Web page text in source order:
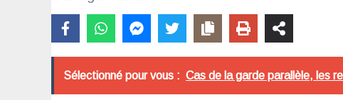
Sélectionné pour vous : Cas de la garde parallèle, les